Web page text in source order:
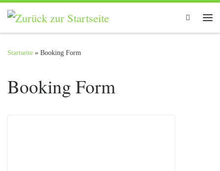
Zum Inhalt springen
Search
Startseite » Booking Form
Booking Form